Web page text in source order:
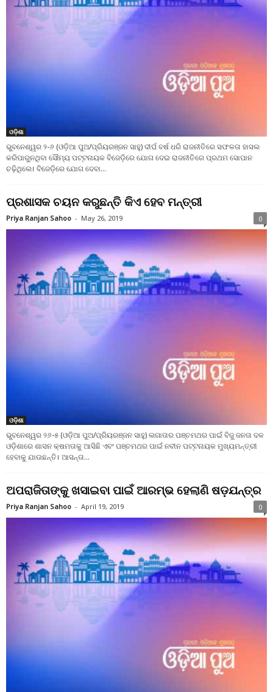
ଓଡ଼ିଶା
ଭୁବନେଶ୍ୱର ୨-୬ (ଓଡ଼ିଆ ପୁଅ/ପ୍ରିୟରଞ୍ଜନ ସାହୁ) ଦୀର୍ଘ ବର୍ଷ ଧରି ରାଜନୀତିରେ ସଫଳତା ହାସଲ
କରିପାରୁନଥିବା ସୌମ୍ୟ ପଟ୍ଟନାୟକ ବିଜେଡ଼ିରେ ଯୋଗ ଦେଇ ରାଜନୀତିରେ ପ୍ରଥମ ସୋପାନ
ଚଢ଼ିଥିଲେ। ବିଜେଡ଼ିରେ ଯୋଗ ଦେବା...
ପ୍ରଶାସକ ଚୟନ କରୁଛନ୍ତି କିଏ ହେବ ମନ୍ତ୍ରୀ
Priya Ranjan Sahoo - May 26, 2019 0
ଓଡ଼ିଶା
ଭୁବନେଶ୍ୱର ୨୬-୫ (ଓଡ଼ିଆ ପୁଅ/ପ୍ରିୟରଞ୍ଜନ ସାହୁ) ଲଗାତାର ପଞ୍ଚମଥର ପାଇଁ ବିଜୁ ଜନତା ଦଳ
ଓଡ଼ିଶାରେ ଶାସନ କ୍ଷମତାକୁ ଆସିଛି ଏବଂ ପଞ୍ଚମଥର ପାଇଁ ନବୀନ ପଟ୍ଟନାୟକ ମୁଖ୍ୟମନ୍ତ୍ରୀ
ହେବାକୁ ଯାଉଛନ୍ତି। ଆସନ୍ତା...
ଅପରାଜିତାଙ୍କୁ ଖସାଇବା ପାଇଁ ଆରମ୍ଭ ହେଲାଣି ଷଡ଼ଯନ୍ତ୍ର
Priya Ranjan Sahoo - April 19, 2019 0